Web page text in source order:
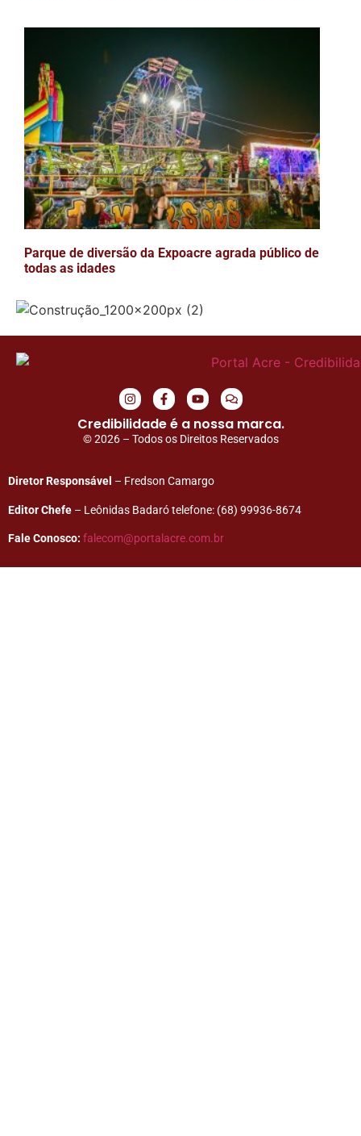
Parque de diversão da Expoacre agrada público de
todas as idades
Credibilidade é a nossa marca.
© 2026 – Todos os Direitos Reservados
Diretor Responsável – Fredson Camargo
Editor Chefe – Leônidas Badaró telefone: (68) 99936-8674
Fale Conosco: falecom@portalacre.com.br